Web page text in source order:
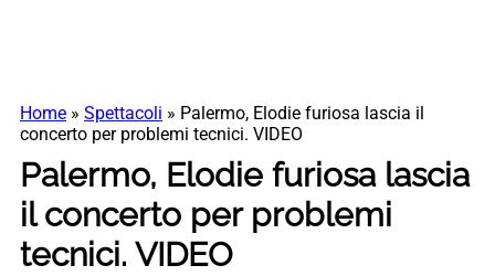
Home » Spettacoli » Palermo, Elodie furiosa lascia il
concerto per problemi tecnici. VIDEO
Palermo, Elodie furiosa lascia
il concerto per problemi
tecnici. VIDEO